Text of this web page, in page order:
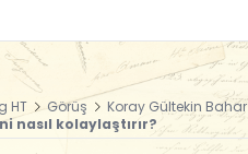
HT Görüş Koray Gültekin Bahar
nasıl kolaylaştırır?